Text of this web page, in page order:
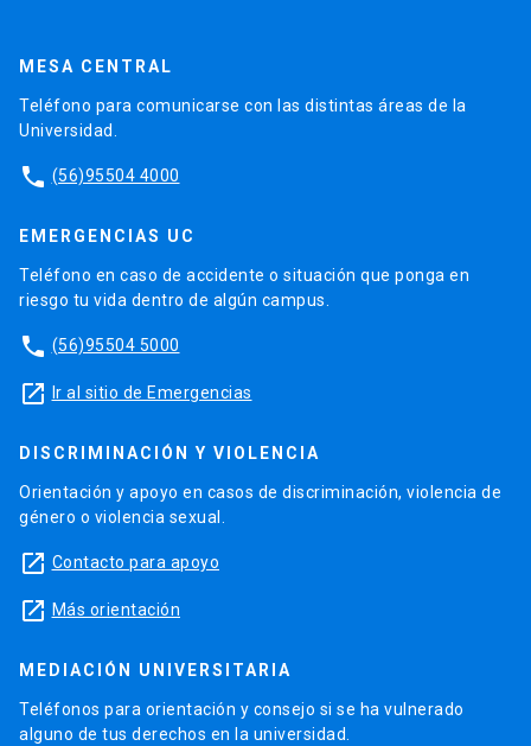
MESA CENTRAL
Teléfono para comunicarse con las distintas áreas de la
Universidad.
phone (56)95504 4000
EMERGENCIAS UC
Teléfono en caso de accidente o situación que ponga en
riesgo tu vida dentro de algún campus.
phone (56)95504 5000
launch Ir al sitio de Emergencias
DISCRIMINACIÓN Y VIOLENCIA
Orientación y apoyo en casos de discriminación, violencia de
género o violencia sexual.
launch Contacto para apoyo
launch Más orientación
MEDIACIÓN UNIVERSITARIA
Teléfonos para orientación y consejo si se ha vulnerado
alguno de tus derechos en la universidad.